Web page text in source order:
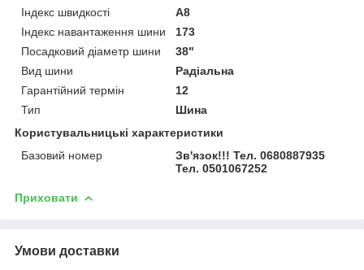
Індекс швидкості
A8
Індекс навантаження шини
173
Посадковий діаметр шини
38"
Вид шини
Радіальна
Гарантійний термін
12
Тип
Шина
Користувальницькі характеристики
Базовий номер
Зв'язок!!! Тел. 0680887935
Тел. 0501067252
Приховати
Умови доставки